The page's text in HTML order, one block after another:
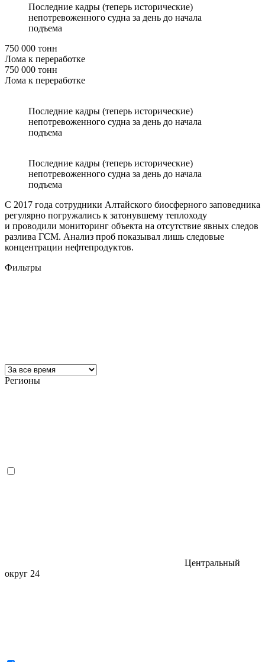
Последние кадры (теперь исторические)
непотревоженного судна за день до начала
подъема
750 000 тонн
Лома к переработке
750 000 тонн
Лома к переработке
Последние кадры (теперь исторические)
непотревоженного судна за день до начала
подъема
Последние кадры (теперь исторические)
непотревоженного судна за день до начала
подъема
С 2017 года сотрудники Алтайского биосферного заповедника
регулярно погружались к затонувшему теплоходу
и проводили мониторинг объекта на отсутствие явных следов
разлива ГСМ. Анализ проб показывал лишь следовые
концентрации нефтепродуктов.
Фильтры
Регионы
Центральный
округ 24